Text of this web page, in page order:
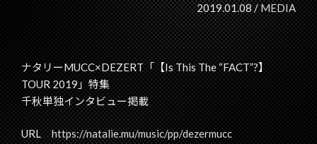
2019.01.08 /MEDIA
ナタリーMUCC×DEZERT「【Is This The “FACT”?】
TOUR 2019」特集
千秋単独インタビュー掲載
URLhttps://natalie.mu/music/pp/dezermucc